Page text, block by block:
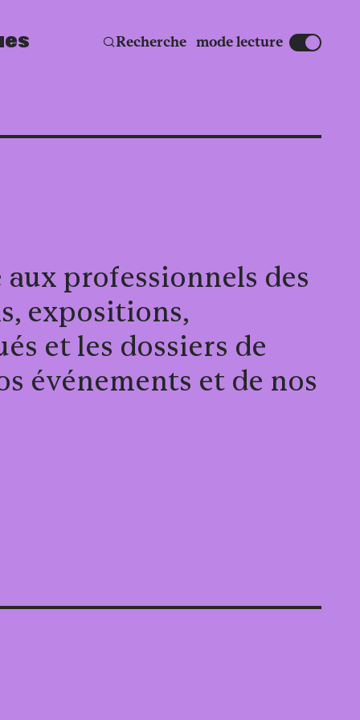
Recherche mode lecture
professionnels des
expositions,
et les dossiers de
événements et de nos